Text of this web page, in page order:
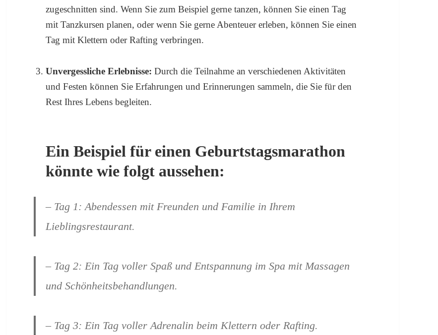
zugeschnitten sind. Wenn Sie zum Beispiel gerne tanzen, können Sie einen Tag
mit Tanzkursen planen, oder wenn Sie gerne Abenteuer erleben, können Sie einen
Tag mit Klettern oder Rafting verbringen.
Unvergessliche Erlebnisse: Durch die Teilnahme an verschiedenen Aktivitäten
und Festen können Sie Erfahrungen und Erinnerungen sammeln, die Sie für den
Rest Ihres Lebens begleiten.
Ein Beispiel für einen Geburtstagsmarathon
könnte wie folgt aussehen:
– Tag 1: Abendessen mit Freunden und Familie in Ihrem
Lieblingsrestaurant.
– Tag 2: Ein Tag voller Spaß und Entspannung im Spa mit Massagen
und Schönheitsbehandlungen.
– Tag 3: Ein Tag voller Adrenalin beim Klettern oder Rafting.